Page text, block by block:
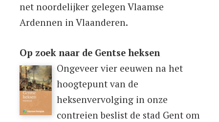
net noordelijker gelegen Vlaamse
Ardennen in Vlaanderen.
Op zoek naar de Gentse heksen
Ongeveer vier eeuwen na het
hoogtepunt van de
heksenvervolging in onze
contreien beslist de stad Gent om